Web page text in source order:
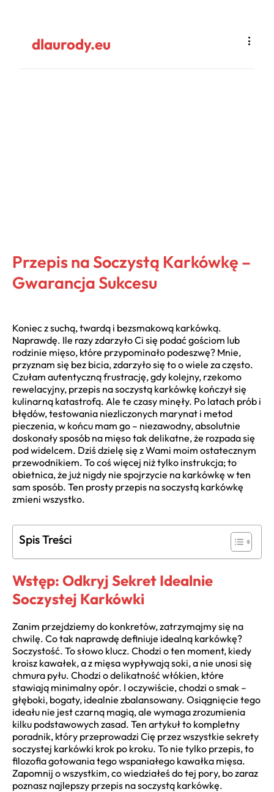
dlaurody.eu
Przepis na Soczystą Karkówkę –
Gwarancja Sukcesu
Koniec z suchą, twardą i bezsmakową karkówką.
Naprawdę. Ile razy zdarzyło Ci się podać gościom lub
rodzinie mięso, które przypominało podeszwę? Mnie,
przyznam się bez bicia, zdarzyło się to o wiele za często.
Czułam autentyczną frustrację, gdy kolejny, rzekomo
rewelacyjny, przepis na soczystą karkówkę kończył się
kulinarną katastrofą. Ale te czasy minęły. Po latach prób i
błędów, testowania niezliczonych marynat i metod
pieczenia, w końcu mam go – niezawodny, absolutnie
doskonały sposób na mięso tak delikatne, że rozpada się
pod widelcem. Dziś dzielę się z Wami moim ostatecznym
przewodnikiem. To coś więcej niż tylko instrukcja; to
obietnica, że już nigdy nie spojrzycie na karkówkę w ten
sam sposób. Ten prosty przepis na soczystą karkówkę
zmieni wszystko.
Spis Treści
Wstęp: Odkryj Sekret Idealnie
Soczystej Karkówki
Zanim przejdziemy do konkretów, zatrzymajmy się na
chwilę. Co tak naprawdę definiuje idealną karkówkę?
Soczystość. To słowo klucz. Chodzi o ten moment, kiedy
kroisz kawałek, a z mięsa wypływają soki, a nie unosi się
chmura pyłu. Chodzi o delikatność włókien, które
stawiają minimalny opór. I oczywiście, chodzi o smak –
głęboki, bogaty, idealnie zbalansowany. Osiągnięcie tego
ideału nie jest czarną magią, ale wymaga zrozumienia
kilku podstawowych zasad. Ten artykuł to kompletny
poradnik, który przeprowadzi Cię przez wszystkie sekrety
soczystej karkówki krok po kroku. To nie tylko przepis, to
filozofia gotowania tego wspaniałego kawałka mięsa.
Zapomnij o wszystkim, co wiedziałeś do tej pory, bo zaraz
poznasz najlepszy przepis na soczystą karkówkę.